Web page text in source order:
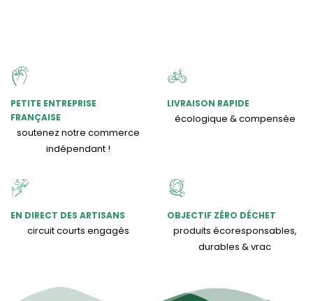
PETITE ENTREPRISE
FRANÇAISE
soutenez notre commerce
indépendant !
LIVRAISON RAPIDE
écologique & compensée
EN DIRECT DES ARTISANS
circuit courts engagés
OBJECTIF ZÉRO DÉCHET
produits écoresponsables,
durables & vrac